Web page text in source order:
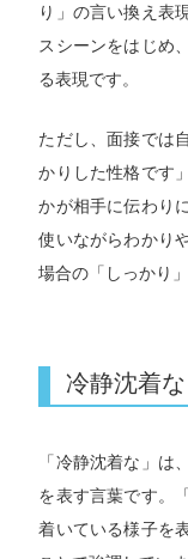
り」の言い換え表
スシーンをはじめ
る表現です。
ただし、面接では
かりした性格です
かが相手に伝わり
使いながらわかり
場合の「しっかり
冷静沈着な
「冷静沈着な」は
を表す言葉です。
着いている様子を